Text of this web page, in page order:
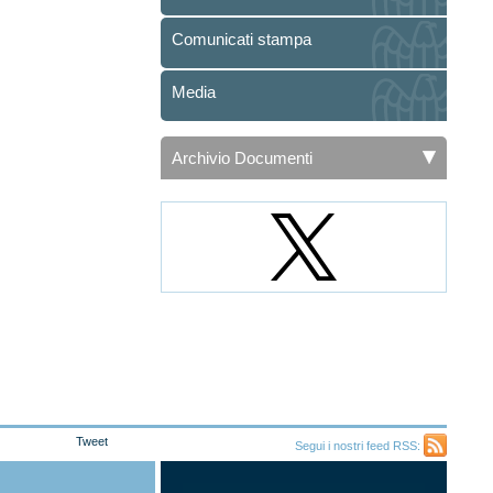
Comunicati stampa
Media
Archivio Documenti
Segui i nostri feed RSS:
Feed
Tweet